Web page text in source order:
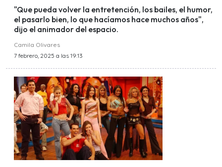
"Que pueda volver la entretención, los bailes, el humor,
el pasarlo bien, lo que hacíamos hace muchos años",
dijo el animador del espacio.
Camila Olivares
7 febrero, 2025 a las 19:13